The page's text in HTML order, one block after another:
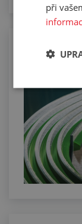
vodicími
při